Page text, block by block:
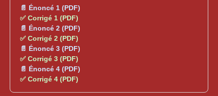
📄 Énoncé 1 (PDF)
✅ Corrigé 1 (PDF)
📄 Énoncé 2 (PDF)
✅ Corrigé 2 (PDF)
📄 Énoncé 3 (PDF)
✅ Corrigé 3 (PDF)
📄 Énoncé 4 (PDF)
✅ Corrigé 4 (PDF)